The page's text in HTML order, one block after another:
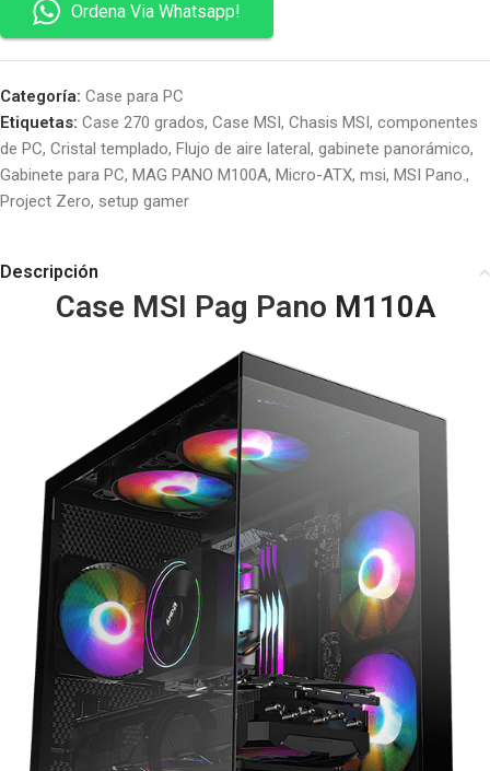
Ordena Via Whatsapp!
Categoría: Case para PC
Etiquetas: Case 270 grados, Case MSI , Chasis MSI , componentes
de PC, Cristal templado, Flujo de aire lateral, gabinete panorámico,
Gabinete para PC, MAG PANO M100A, Micro-ATX, msi, MSI Pano.,
Project Zero, setup gamer
Descripción
Case MSI Pag Pano M110A